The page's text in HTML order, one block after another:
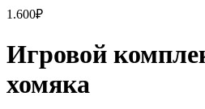
1.600₽
Игровой
хомяка